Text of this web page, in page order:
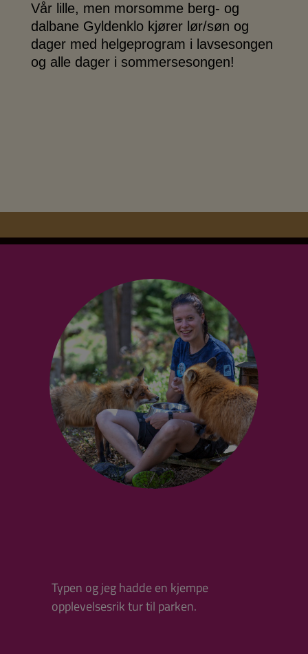
Vår lille, men morsomme berg- og
dalbane Gyldenklo kjører lør/søn og
dager med helgeprogram i lavsesongen
og alle dager i sommersesongen!
Typen og jeg hadde en kjempe
opplevelsesrik tur til parken.